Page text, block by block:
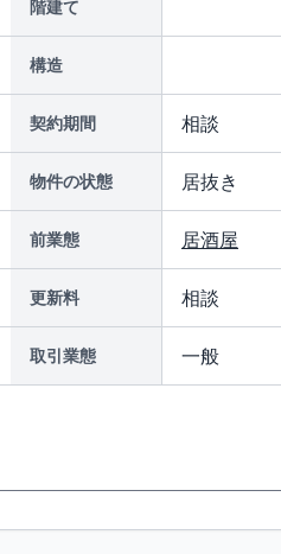
階建て
構造
契約期間 相談
物件の状態 居抜き
前業態 居酒屋
更新料 相談
取引業態 一般